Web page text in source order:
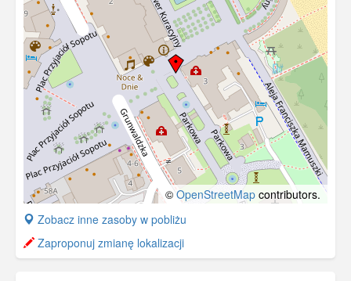
©OpenStreetMap contributors.
+
−
Zobacz inne zasoby w pobliżu
Zaproponuj zmianę lokalizacji